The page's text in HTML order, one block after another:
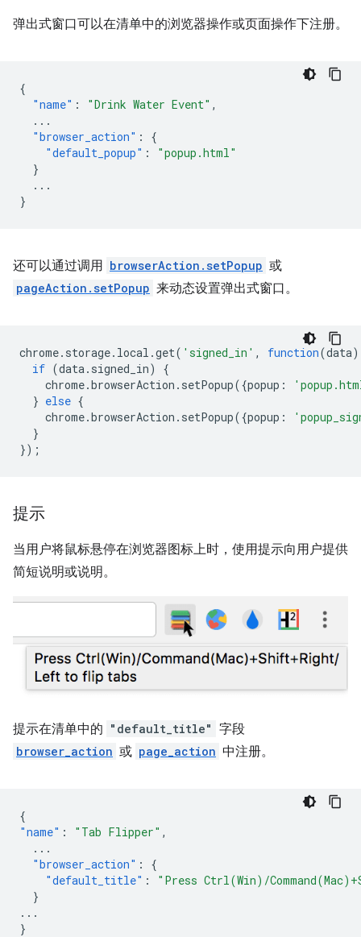
弹出式窗口可以在清单中的浏览器操作或页面操作下注册。
{
"name" : "Drink Water Event" ,
...
"browser_action" :
{
"default_popup" :
"popup.html"
}
...
}
还可以通过调用 browserAction.setPopup 或
pageAction.setPopup 来动态设置弹出式窗口。
chrome. storage. local .get( 'signed_in' , function(data)
if (data. signed_in)
{
chrome.browserAction . setPopup({popup :
} else {
chrome.browserAction . setPopup({popup :
}
});
提示
当用户将鼠标悬停在浏览器图标上时，使用提示向用户提供
简短说明或说明。
提示在清单中的 "default_title" 字段
browser_action 或 page_action 中注册。
{
"name" : "Tab Flipper" ,
...
"browser_action" :
{
"default_title" :
"Press Ctrl(Win)/
}
...
}